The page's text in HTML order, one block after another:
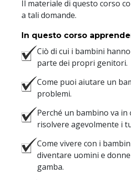
Il materiale di questo corso
a tali domande.
In questo corso
Ciò di cui i bambini
parte dei propri genitori.
Come puoi aiutare un
problemi.
Perché un bambino va in
risolvere agevolmente i
Come vivere con i
diventare uomini e
gamba.